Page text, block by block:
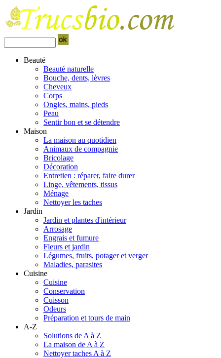
Beauté
Beauté naturelle
Bouche, dents, lèvres
Cheveux
Corps
Ongles, mains, pieds
Peau
Sentir bon et se détendre
Maison
La maison au quotidien
Animaux de compagnie
Bricolage
Décoration
Entretien : réparer, faire durer
Linge, vêtements, tissus
Ménage
Nettoyer les taches
Jardin
Jardin et plantes d'intérieur
Arrosage
Engrais et fumure
Fleurs et jardin
Légumes, fruits, potager et verger
Maladies, parasites
Cuisine
Cuisine
Conservation
Cuisson
Odeurs
Préparation et tours de main
A-Z
Solutions de A à Z
La maison de A à Z
Nettoyer taches A à Z